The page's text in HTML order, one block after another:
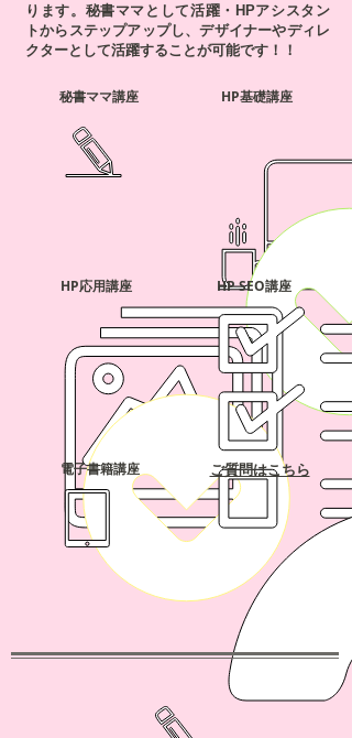
ります。秘書ママとして活躍・HPアシスタン
トからステップアップし、デザイナーやディレ
クターとして活躍することが可能です！！
​秘書ママ講座 HP基礎講座
​HP応用講座 HP SEO講座
電子書籍講座 ​ご質問はこちら